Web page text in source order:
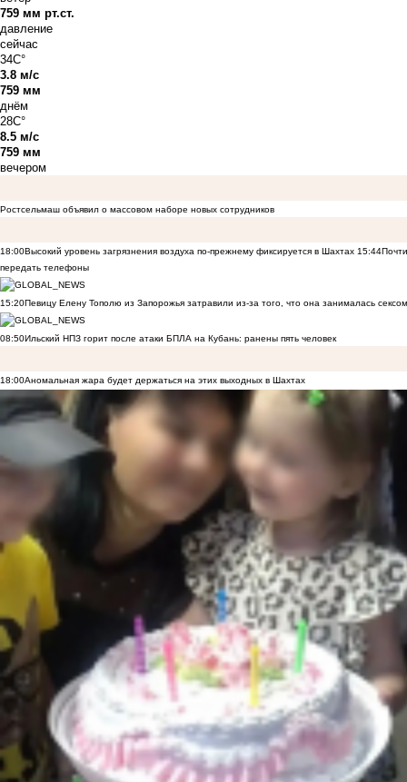
759 мм рт.ст.
давление
сейчас
34C°
3.8 м/с
759 мм
днём
28C°
8.5 м/с
759 мм
вечером
Ростсельмаш объявил о массовом наборе новых сотрудников
18:00Высокий уровень загрязнения воздуха по-прежнему фиксируется в Шахтах 15:44
передать телефоны
15:20Певицу Елену Тополю из Запорожья затравили из-за того, что она занималась
08:50Ильский НПЗ горит после атаки БПЛА на Кубань: ранены пять человек
18:00Аномальная жара будет держаться на этих выходных в Шахтах